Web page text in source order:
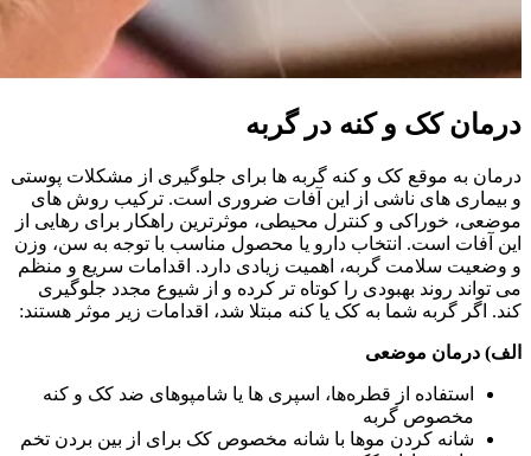
درمان کک و کنه در گربه
درمان به موقع کک و کنه گربه‌ ها برای جلوگیری از مشکلات پوستی
و بیماری‌ های ناشی از این آفات ضروری است. ترکیب روش‌ های
موضعی، خوراکی و کنترل محیطی، موثرترین راهکار برای رهایی از
این آفات است. انتخاب دارو یا محصول مناسب با توجه به سن، وزن
و وضعیت سلامت گربه، اهمیت زیادی دارد. اقدامات سریع و منظم
می‌ تواند روند بهبودی را کوتاه‌ تر کرده و از شیوع مجدد جلوگیری
کند. اگر گربه شما به کک یا کنه مبتلا شد، اقدامات زیر موثر هستند:
الف) درمان موضعی
استفاده از قطره‌ها، اسپری‌ ها یا شامپوهای ضد کک و کنه
مخصوص گربه
شانه کردن موها با شانه مخصوص کک برای از بین بردن تخم‌